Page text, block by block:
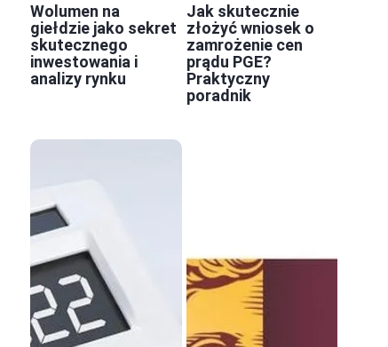
Wolumen na
giełdzie jako sekret
skutecznego
inwestowania i
analizy rynku
Jak skutecznie
złożyć wniosek o
zamrożenie cen
prądu PGE?
Praktyczny
poradnik